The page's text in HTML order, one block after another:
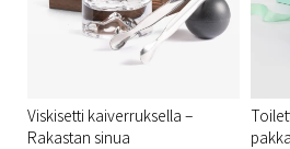
Viskisetti kaiverruksella –
Rakastan sinua